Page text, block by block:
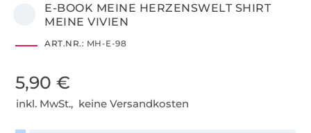
E-BOOK MEINE HERZENSWELT SHIRT
MEINE VIVIEN
ART.NR.: MH-E-98
5,90 €
inkl. MwSt., keine Versandkosten